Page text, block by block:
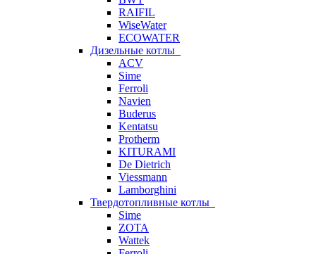
RAIFIL
WiseWater
ECOWATER
Дизельные котлы
ACV
Sime
Ferroli
Navien
Buderus
Kentatsu
Protherm
KITURAMI
De Dietrich
Viessmann
Lamborghini
Твердотопливные котлы
Sime
ZOTA
Wattek